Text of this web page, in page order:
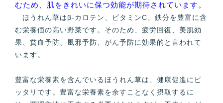
むため、肌をきれいに保つ効能が期待されています。
ほうれん草はβ-カロテン、ビタミンC、鉄分を豊富に含
む栄養価の高い野菜です。そのため、疲労回復、美肌効
果、貧血予防、風邪予防、がん予防に効果的と言われて
います。
豊富な栄養素を含んでいるほうれん草は、健康促進にピ
ッタリです。豊富な栄養素を余すことなく摂取するに